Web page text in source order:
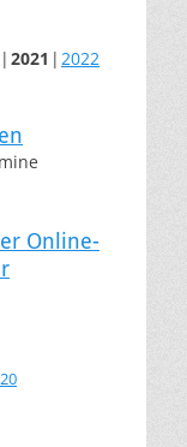
2021
2022
Online-